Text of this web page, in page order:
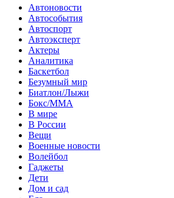
Автоновости
Автособытия
Автоспорт
Автоэксперт
Актеры
Аналитика
Баскетбол
Безумный мир
Биатлон/Лыжи
Бокс/MMA
В мире
В России
Вещи
Военные новости
Волейбол
Гаджеты
Дети
Дом и сад